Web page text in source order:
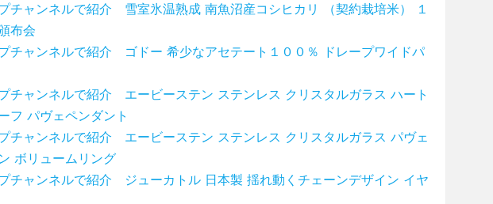
チャンネルで紹介 雪室氷温熟成 南魚沼産コシヒカリ （契約栽培米） １
布会
チャンネルで紹介 ゴドー 希少なアセテート１００％ ドレープワイドパ
チャンネルで紹介 エービーステン ステンレス クリスタルガラス ハート
フ パヴェペンダント
チャンネルで紹介 エービーステン ステンレス クリスタルガラス パヴェ
ボリュームリング
チャンネルで紹介 ジューカトル 日本製 揺れ動くチェーンデザイン イヤ